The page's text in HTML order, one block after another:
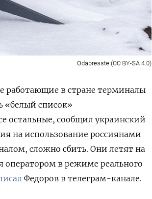
Odapresste (CC BY-SA 4.0)
работающие в стране терминалы
«белый список»
остальные, сообщил украинский
на использование россиянами
сложно сбить. Они летят на
оператором в режиме реального
Федоров в телеграм-канале.